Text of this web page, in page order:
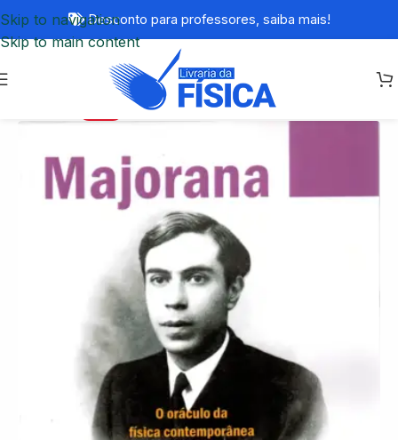
Skip to navigation
Skip to main content
Desconto para professores, saiba mais!